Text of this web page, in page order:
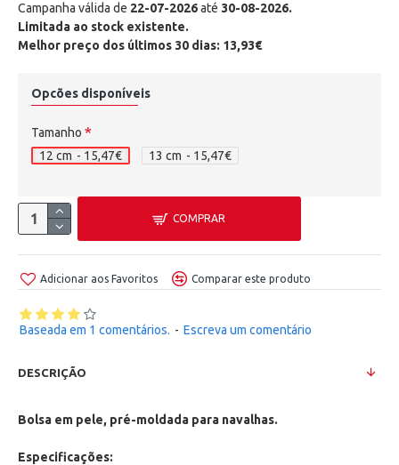
Baseada em 1 comentários. - Escreva um comentário
Campanha válida de 22-07-2026até 30-08-2026.
Limitada ao stock existente.
Melhor preço dos últimos 30 dias: 13,93€
Opcões disponíveis
Tamanho
12 cm - 15,47€ 13 cm - 15,47€
COMPRAR
Adicionar aos Favoritos Comparar este produto
DESCRIÇÃO
Bolsa em pele, pré-moldada para navalhas.
Especificações: